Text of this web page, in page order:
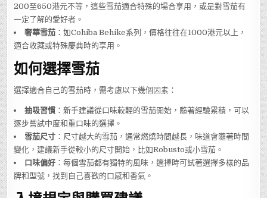
200至650港元不等，這些雪茄適合特殊的場合享用，或是對雪茄有
一定了解的愛好者。
奢華雪茄 ：如Cohiba Behike系列，價格往往在1000港元以上，
適合收藏或特殊慶典時的享用。
如何選擇雪茄
選擇適合自己的雪茄時，需考慮以下幾個因素：
抽吸習慣 ：新手建議從口味較輕的雪茄開始，隨著經驗累積，可以
逐步嘗試中度和重口味的選擇。
雪茄尺寸 ：尺寸越大的雪茄，通常燃燒時間越長，味道會隨著時間
變化，建議新手從較小的尺寸開始，比如Robusto或小雪茄。
口味偏好 ：每個雪茄都有獨特的風味，選擇時可試著選擇多樣的品
牌和型號，找到自己喜歡的口感和香氣。